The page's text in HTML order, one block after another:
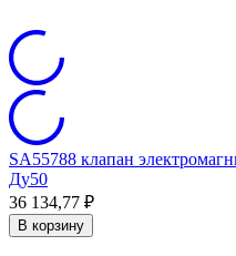
SA55788 клапан
Ду50
36 134,77 ₽
В корзину